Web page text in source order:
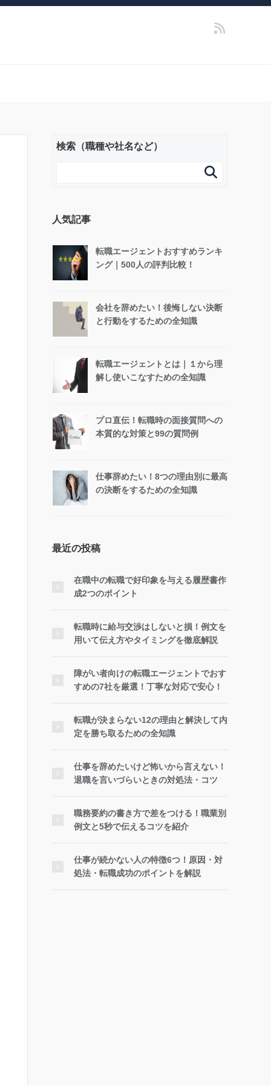
検索（職種や社名など）

人気記事
転職エージェントおすすめランキ
ング｜500人の評判比較！
会社を辞めたい！後悔しない決断
と行動をするための全知識
転職エージェントとは｜１から理
解し使いこなすための全知識
プロ直伝！転職時の面接質問への
本質的な対策と99の質問例
仕事辞めたい！8つの理由別に最高
の決断をするための全知識
最近の投稿
在職中の転職で好印象を与える履歴書作
成2つのポイント
転職時に給与交渉はしないと損！例文を
用いて伝え方やタイミングを徹底解説
障がい者向けの転職エージェントでおす
すめの7社を厳選！丁寧な対応で安心！
転職が決まらない12の理由と解決して内
定を勝ち取るための全知識
仕事を辞めたいけど怖いから言えない！
退職を言いづらいときの対処法・コツ
職務要約の書き方で差をつける！職業別
例文と5秒で伝えるコツを紹介
仕事が続かない人の特徴6つ！原因・対
処法・転職成功のポイントを解説